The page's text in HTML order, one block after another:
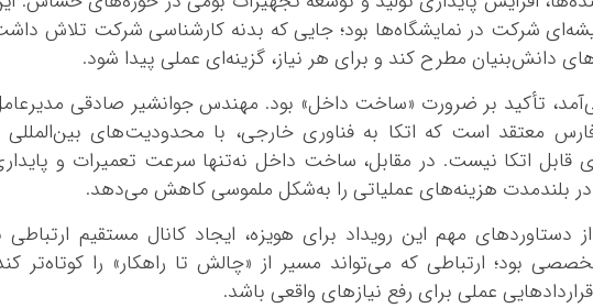
شرکت در نمایشگاه‌ها بود؛ جایی که بدنه کارشناسی شرکت تلاش
دانش‌بنیان مطرح کند و برای هر نیاز، گزینه‌ای عملی پیدا شود.
تأکید بر ضرورت «ساخت داخل» بود. مهندس جوانشیر صادقی
معتقد است که اتکا به فناوری خارجی، با محدودیت‌های بین‌المللی
قابل اتکا نیست. در مقابل، ساخت داخل نه‌تنها سرعت تعمیرات و
در بلندمدت هزینه‌های عملیاتی را به‌شکل ملموسی کاهش می‌دهد.
مهم این رویداد برای هویزه، ایجاد کانال مستقیم ارتباطی
بود؛ ارتباطی که می‌تواند مسیر از «چالش تا راهکار» را کوتاه‌تر
عملی برای رفع نیازهای واقعی باشد.